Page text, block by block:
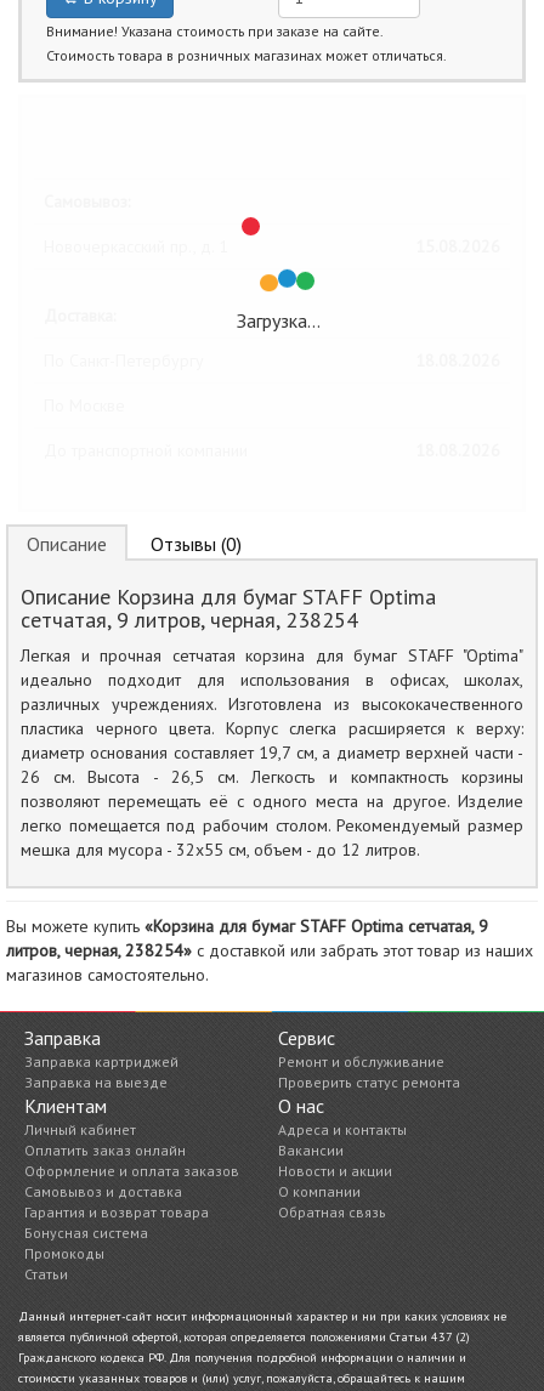
Внимание! Указана стоимость при заказе на сайте.
Стоимость товара в розничных магазинах может отличаться.
Загрузка…
Описание Отзывы (0)
Описание Корзина для бумаг STAFF Optima
сетчатая, 9 литров, черная, 238254
Легкая и прочная сетчатая корзина для бумаг STAFF "Optima"
идеально подходит для использования в офисах, школах,
различных учреждениях. Изготовлена из высококачественного
пластика черного цвета. Корпус слегка расширяется к верху:
диаметр основания составляет 19,7 см, а диаметр верхней части -
26 см. Высота - 26,5 см. Легкость и компактность корзины
позволяют перемещать её с одного места на другое. Изделие
легко помещается под рабочим столом. Рекомендуемый размер
мешка для мусора - 32х55 см, объем - до 12 литров.
Вы можете купить «Корзина для бумаг STAFF Optima сетчатая, 9
литров, черная, 238254» с доставкой или забрать этот товар из наших
магазинов самостоятельно.
Заправка
Заправка картриджей
Заправка на выезде
Сервис
Ремонт и обслуживание
Проверить статус ремонта
Клиентам
Личный кабинет
Оплатить заказ онлайн
Оформление и оплата заказов
Самовывоз и доставка
Гарантия и возврат товара
Бонусная система
Промокоды
Статьи
О нас
Адреса и контакты
Вакансии
Новости и акции
О компании
Обратная связь
Данный интернет-сайт носит информационный характер и ни при каких условиях не
является публичной офертой, которая определяется положениями Статьи 437 (2)
Гражданского кодекса РФ. Для получения подробной информации о наличии и
стоимости указанных товаров и (или) услуг, пожалуйста, обращайтесь к нашим